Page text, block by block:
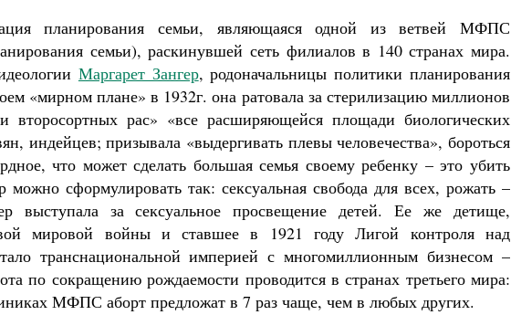
планирования семьи, являющаяся одной из ветвей МФПС
семьи), раскинувшей сеть филиалов в 140 странах мира.
Маргарет Зангер, родоначальницы политики планирования
«мирном плане» в 1932г. она ратовала за стерилизацию миллионов
второсортных рас» «все расширяющейся площади биологических
индейцев; призывала «выдергивать плевы человечества», бороться
что может сделать большая семья своему ребенку – это убить
сформулировать так: сексуальная свобода для всех, рожать –
выступала за сексуальное просвещение детей. Ее же детище,
мировой войны и ставшее в 1921 году Лигой контроля над
транснациональной империей с многомиллионным бизнесом –
по сокращению рождаемости проводится в странах третьего мира:
МФПС аборт предложат в 7 раз чаще, чем в любых других.